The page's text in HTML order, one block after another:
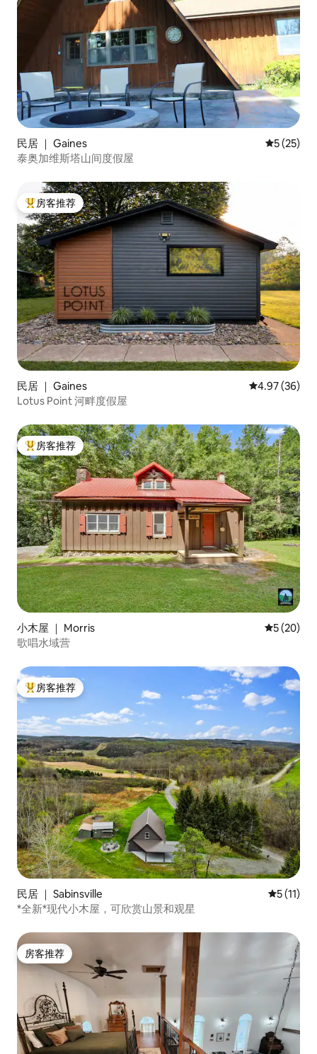
民居 ｜ Gaines 平均评分
5 (25)
泰奥加维斯塔山间度假屋
热门「房客推荐」
房客推荐
民居 ｜ Gaines 平均评分
4.97 (36)
Lotus Point 河畔度假屋
热门「房客推荐」
房客推荐
小木屋 ｜ Morris 平均评分
5 (20)
歌唱水域营
热门「房客推荐」
房客推荐
民居 ｜ Sabinsville 平均评分
5 (11)
*全新*现代小木屋，可欣赏山景和观星
房客推荐
房客推荐